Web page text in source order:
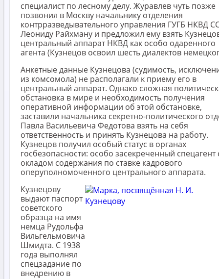
специалист по лесному делу. Журавлев чуть позже
позвонил в Москву начальнику отделения
контрразведывательного управления ГУГБ НКВД
Леониду Райхману и предложил ему взять
центральный аппарат НКВД как особо одаренного
агента (Кузнецов освоил шесть диалектов
Анкетные данные Кузнецова (судимость,
из комсомола) не располагали к приему его в
центральный аппарат. Однако сложная
обстановка в мире и необходимость получения
оперативной информации об этой обстановке,
заставили начальника секретно-политического
Павла Васильевича Федотова взять на себя
ответственность и принять Кузнецова на работу.
Кузнецов получил особый статус в органах
госбезопасности: особо засекреченный спецагент
окладом содержания по ставке кадрового
оперуполномоченного центрального аппарата.
Кузнецову
выдают паспорт
советского
образца на имя
немца Рудольфа
Вильгельмовича
Шмидта. С 1938
года выполнял
спецзадание по
внедрению в